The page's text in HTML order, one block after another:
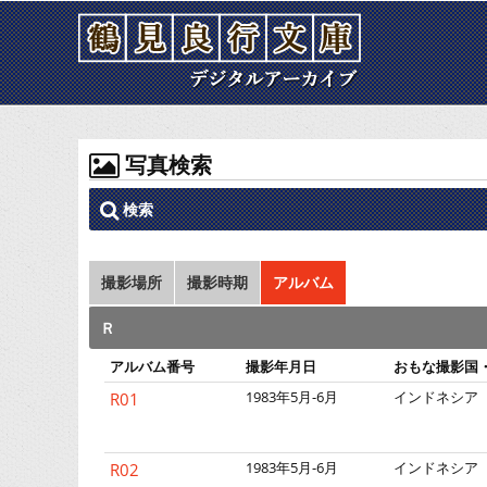
写真検索
検索
撮影場所 撮影時期 アルバム
Ｒ
アルバム番号 撮影年月日 おもな撮影国
R01 1983年5月-6月 インドネシ
R02 1983年5月-6月 インドネシア